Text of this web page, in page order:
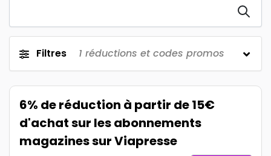
Filtres 1 réductions et codes promos
6% de réduction à partir de 15€
d'achat sur les abonnements
magazines sur Viapresse